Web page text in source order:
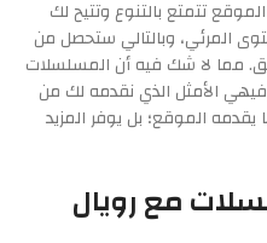
تتمتع بالتنوع وتتيح لك
المرئي، وبالتالي ستحصل من
مما لا شك فيه أن المسلسلات
الأمثل الذي نقدمه لك من
الموقع؛ بل يوفر المزيد
مع رويال